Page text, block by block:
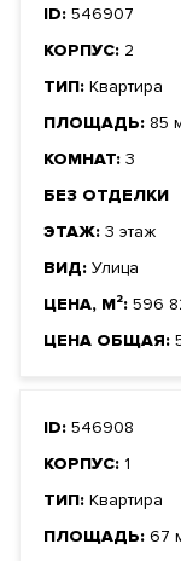
ID: 546907
КОРПУС: 2
ТИП: Квартира
ПЛОЩАДЬ: 85
КОМНАТ: 3
БЕЗ ОТДЕЛКИ
ЭТАЖ: 3 этаж
ВИД: Улица
ЦЕНА, М²: 596
ЦЕНА ОБЩАЯ:
ID: 546908
КОРПУС: 1
ТИП: Квартира
ПЛОЩАДЬ: 67